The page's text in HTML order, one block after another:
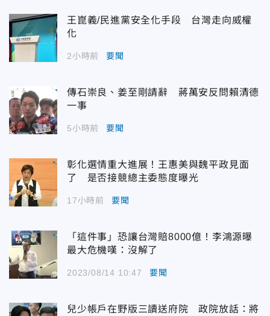
王崑義/民進黨安全化手段 台灣走向威權
化
2小時前 要聞
傳石崇良、姜至剛請辭 蔣萬安反問賴清德
一事
5小時前 要聞
彰化選情重大進展！王惠美與魏平政見面
了 是否接競總主委態度曝光
17小時前 要聞
「這件事」恐讓台灣賠8000億！李鴻源曝
最大危機嘆：沒解了
2023/08/14 10:47 要聞
兒少帳戶在野版三讀送府院 政院放話：將